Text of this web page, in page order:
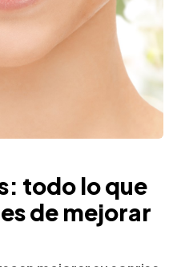
todo lo que
de mejorar